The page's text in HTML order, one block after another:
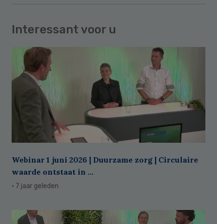
Interessant voor u
Webinar 1 juni 2026 | Duurzame zorg | Circulaire
waarde ontstaat in ...
· 7 jaar geleden